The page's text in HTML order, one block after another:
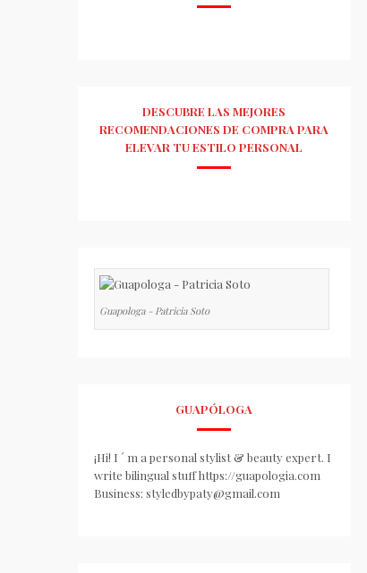
DESCUBRE LAS MEJORES
RECOMENDACIONES DE COMPRA PARA
ELEVAR TU ESTILO PERSONAL
Guapologa - Patricia Soto
GUAPÓLOGA
¡Hi! I ´ m a personal stylist & beauty expert. I
write bilingual stuff https://guapologia.com
Business: styledbypaty@gmail.com